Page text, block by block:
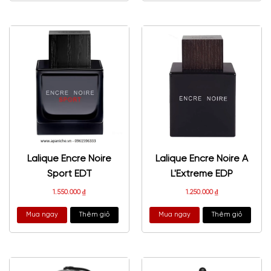
Lalique Encre Noire
Sport EDT
1.550.000₫
Mua ngay Thêm giỏ
Lalique Encre Noire A
L'Extreme EDP
1.250.000₫
Mua ngay Thêm giỏ